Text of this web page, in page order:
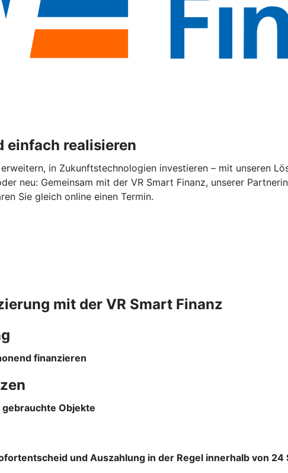
einfach realisieren
in Zukunftstechnologien investieren – mit unseren
neu: Gemeinsam mit der VR Smart Finanz, unserer
Sie gleich online einen Termin.
mit der VR Smart Finanz
finanzieren
Objekte
und Auszahlung in der Regel innerhalb von 24